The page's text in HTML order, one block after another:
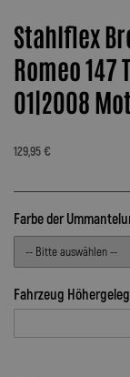
Stahlflex
Romeo
01|2008
129,95 €
Farbe der
Fahrzeug